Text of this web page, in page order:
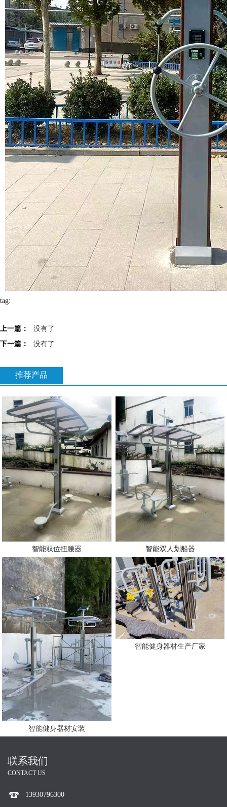
tag:
上一篇：
没有了
下一篇：
没有了
推荐产品
智能双位扭腰器 智能双人划船器
智能健身器材安装
智能健身器材生产厂家
联系我们
CONTACT US
13930796300